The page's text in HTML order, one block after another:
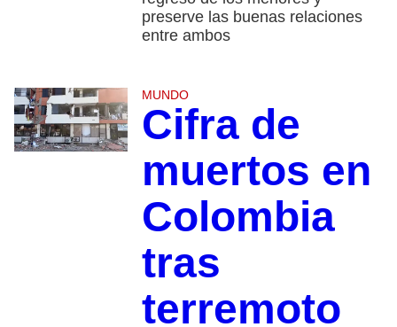
preserve las buenas relaciones
entre ambos
MUNDO
Cifra de
muertos en
Colombia
tras
terremoto